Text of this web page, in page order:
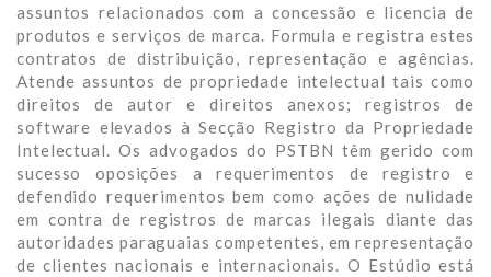
assuntos relacionados com a concessão e licencia de
produtos e serviços de marca. Formula e registra estes
contratos de distribuição, representação e agências.
Atende assuntos de propriedade intelectual tais como
direitos de autor e direitos anexos; registros de
software elevados à Secção Registro da Propriedade
Intelectual. Os advogados do PSTBN têm gerido com
sucesso oposições a requerimentos de registro e
defendido requerimentos bem como ações de nulidade
em contra de registros de marcas ilegais diante das
autoridades paraguaias competentes, em representação
de clientes nacionais e internacionais. O Estúdio está